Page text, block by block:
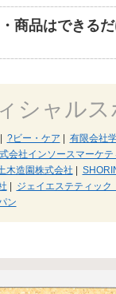
商品はできる
シャルス
| ?ビー・ケア | 有限会社
会社インソースマーケ
木造園株式会社 |
| ジェイエステティック
ン